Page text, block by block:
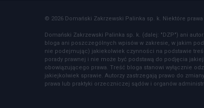
© 2026 Domański Zakrzewski Palinka sp. k. Niektóre
Domański Zakrzewski Palinka sp. k. (dalej: "DZP") ani
bloga ani poszczególnych wpisów w zakresie, w jakim
nie podejmując) jakiekolwiek czynności na podstawie
porady prawnej i nie może być podstawą do podjęcia
obowiązującego prawa. Treść bloga stanowi wyłącznie
jakiejkolwiek sprawie. Autorzy zastrzegają prawo do
prawa lub praktyki orzeczniczej sądów i organów